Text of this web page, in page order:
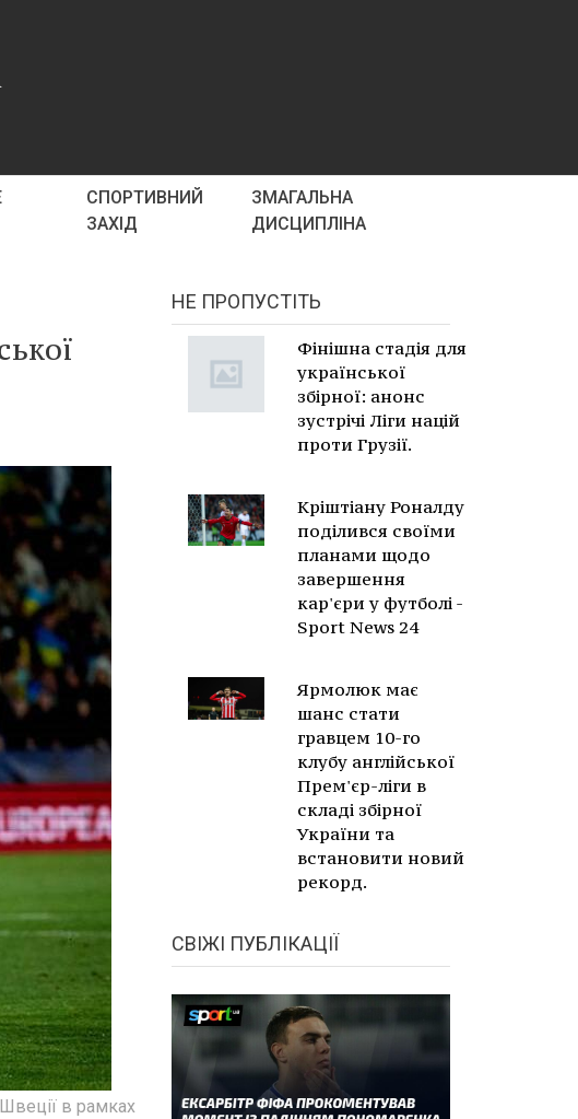
СПОРТИВНИЙ
ЗАХІД
ЗМАГАЛЬНА
ДИСЦИПЛІНА
в рамках
НЕ ПРОПУСТІТЬ
Фінішна стадія для
української
збірної: анонс
зустрічі Ліги націй
проти Грузії.
Кріштіану Роналду
поділився своїми
планами щодо
завершення
кар'єри у футболі -
Sport News 24
Ярмолюк має
шанс стати
гравцем 10-го
клубу англійської
Прем'єр-ліги в
складі збірної
України та
встановити новий
рекорд.
СВІЖІ ПУБЛІКАЦІЇ